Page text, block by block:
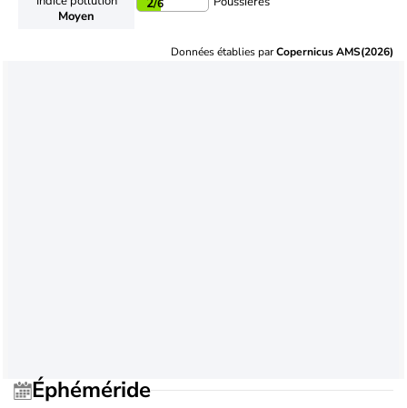
Moyen
/6
Données établies parCopernicus AMS(2026)
Éphéméride